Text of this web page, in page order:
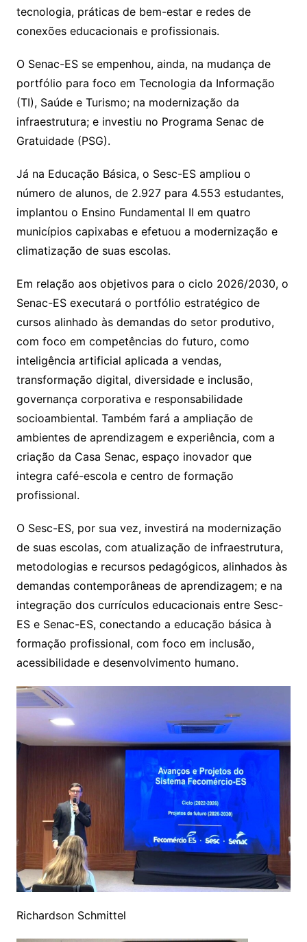
tecnologia, práticas de bem-estar e redes de
conexões educacionais e profissionais.
O Senac-ES se empenhou, ainda, na mudança de
portfólio para foco em Tecnologia da Informação
(TI), Saúde e Turismo; na modernização da
infraestrutura; e investiu no Programa Senac de
Gratuidade (PSG).
Já na Educação Básica, o Sesc-ES ampliou o
número de alunos, de 2.927 para 4.553 estudantes,
implantou o Ensino Fundamental II em quatro
municípios capixabas e efetuou a modernização e
climatização de suas escolas.
Em relação aos objetivos para o ciclo 2026/2030, o
Senac-ES executará o portfólio estratégico de
cursos alinhado às demandas do setor produtivo,
com foco em competências do futuro, como
inteligência artificial aplicada a vendas,
transformação digital, diversidade e inclusão,
governança corporativa e responsabilidade
socioambiental. Também fará a ampliação de
ambientes de aprendizagem e experiência, com a
criação da Casa Senac, espaço inovador que
integra café-escola e centro de formação
profissional.
O Sesc-ES, por sua vez, investirá na modernização
de suas escolas, com atualização de infraestrutura,
metodologias e recursos pedagógicos, alinhados às
demandas contemporâneas de aprendizagem; e na
integração dos currículos educacionais entre Sesc-
ES e Senac-ES, conectando a educação básica à
formação profissional, com foco em inclusão,
acessibilidade e desenvolvimento humano.
Richardson Schmittel